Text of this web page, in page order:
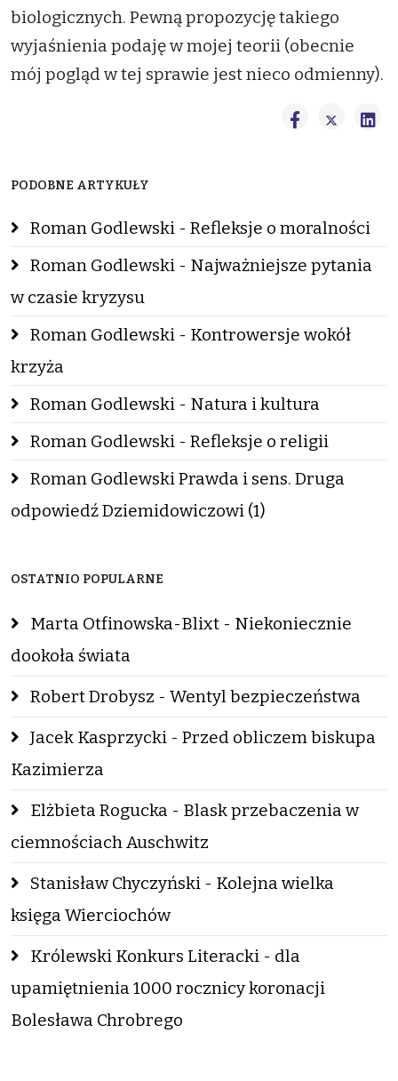
biologicznych. Pewną propozycję takiego
wyjaśnienia podaję w mojej teorii (obecnie
mój pogląd w tej sprawie jest nieco odmienny).
PODOBNE ARTYKUŁY
Roman Godlewski - Refleksje o moralności
Roman Godlewski - Najważniejsze pytania
w czasie kryzysu
Roman Godlewski - Kontrowersje wokół
krzyża
Roman Godlewski - Natura i kultura
Roman Godlewski - Refleksje o religii
Roman Godlewski Prawda i sens. Druga
odpowiedź Dziemidowiczowi (1)
OSTATNIO POPULARNE
Marta Otfinowska-Blixt - Niekoniecznie
dookoła świata
Robert Drobysz - Wentyl bezpieczeństwa
Jacek Kasprzycki - Przed obliczem biskupa
Kazimierza
Elżbieta Rogucka - Blask przebaczenia w
ciemnościach Auschwitz
Stanisław Chyczyński - Kolejna wielka
księga Wierciochów
Królewski Konkurs Literacki - dla
upamiętnienia 1000 rocznicy koronacji
Bolesława Chrobrego